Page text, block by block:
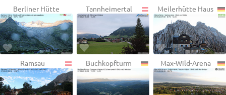
Berliner Hütte Tannheimertal Meilerhütte Haus
Ramsau Buchkopfturm Max-Wild-Arena